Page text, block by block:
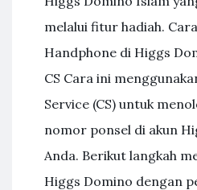
melalui fitur hadiah.
Handphone di Higgs
CS Cara ini
Service (CS) untuk
nomor ponsel di akun
Anda. Berikut langkah
Higgs Domino dengan